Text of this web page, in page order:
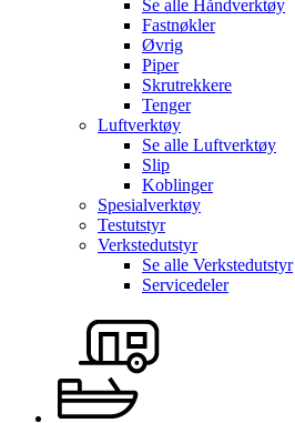
Se alle Håndverktøy
Fastnøkler
Øvrig
Piper
Skrutrekkere
Tenger
Luftverktøy
Se alle Luftverktøy
Slip
Koblinger
Spesialverktøy
Testutstyr
Verkstedutstyr
Se alle Verkstedutstyr
Servicedeler